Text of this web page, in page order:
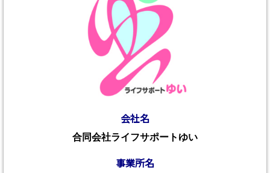
会社名
合同会社ライフサポートゆい
事業所名